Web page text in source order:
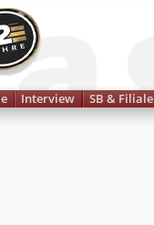
Interview SB & Filiale